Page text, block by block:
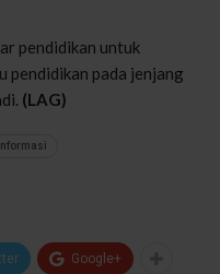
pendidikan untuk
pendidikan pada jenjang
(LAG)
Google+